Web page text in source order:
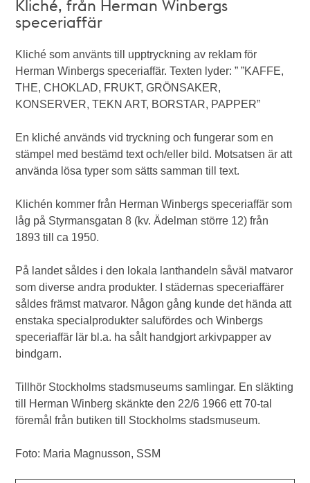
Kliché, från Herman Winbergs
speceriaffär
Kliché som använts till upptryckning av reklam för
Herman Winbergs speceriaffär. Texten lyder: ” ”KAFFE,
THE, CHOKLAD, FRUKT, GRÖNSAKER,
KONSERVER, TEKN ART, BORSTAR, PAPPER”
En kliché används vid tryckning och fungerar som en
stämpel med bestämd text och/eller bild. Motsatsen är att
använda lösa typer som sätts samman till text.
Klichén kommer från Herman Winbergs speceriaffär som
låg på Styrmansgatan 8 (kv. Ädelman större 12) från
1893 till ca 1950.
På landet såldes i den lokala lanthandeln såväl matvaror
som diverse andra produkter. I städernas speceriaffärer
såldes främst matvaror. Någon gång kunde det hända att
enstaka specialprodukter salufördes och Winbergs
speceriaffär lär bl.a. ha sålt handgjort arkivpapper av
bindgarn.
Tillhör Stockholms stadsmuseums samlingar. En släkting
till Herman Winberg skänkte den 22/6 1966 ett 70-tal
föremål från butiken till Stockholms stadsmuseum.
Foto: Maria Magnusson, SSM